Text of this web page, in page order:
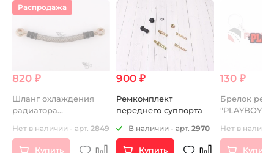
Распродажа
820 ₽
Шланг охлаждения
радиатора
125/140cc 10х10
Нет в наличии - арт. 2849
Купить
900 ₽
Ремкомплект
переднего суппорта
В наличии - арт. 2970
Купить
130 ₽
Брелок
"PLAYBOY"
Нет в
Купить